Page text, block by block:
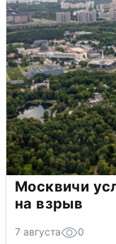
Москвичи
на взрыв
7 августа 0